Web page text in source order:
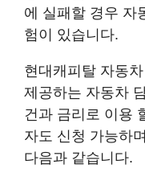
에 실패할 경우 자
험이 있습니다.
현대캐피탈 자동
제공하는 자동차
건과 금리로 이용
자도 신청 가능하
다음과 같습니다.